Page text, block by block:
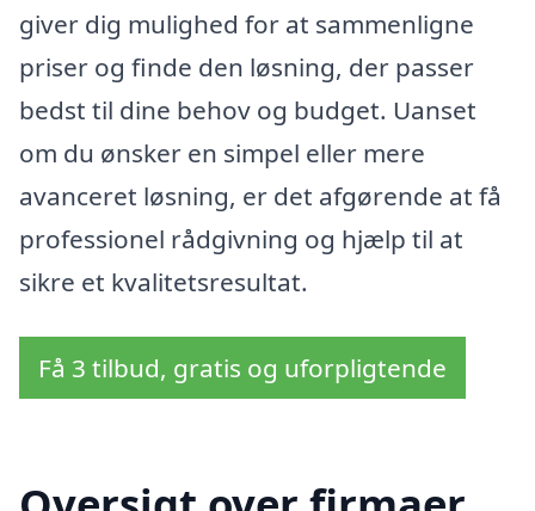
giver dig mulighed for at sammenligne
priser og finde den løsning, der passer
bedst til dine behov og budget. Uanset
om du ønsker en simpel eller mere
avanceret løsning, er det afgørende at få
professionel rådgivning og hjælp til at
sikre et kvalitetsresultat.
Få 3 tilbud, gratis og uforpligtende